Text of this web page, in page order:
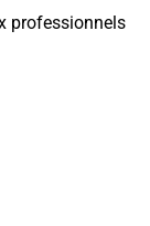
professionnels